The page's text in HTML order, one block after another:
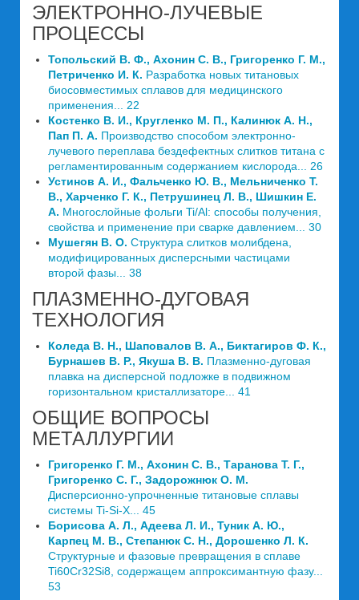
ЭЛЕКТРОННО-ЛУЧЕВЫЕ
ПРОЦЕССЫ
Топольский В. Ф., Ахонин С. В., Григоренко Г. М.,
Петриченко И. К. Разработка новых титановых
биосовместимых сплавов для медицинского
применения... 22
Костенко В. И., Кругленко М. П., Калинюк А. Н.,
Пап П. А. Производство способом электронно-
лучевого переплава бездефектных слитков титана с
регламентированным содержанием кислорода... 26
Устинов А. И., Фальченко Ю. В., Мельниченко Т.
В., Харченко Г. К., Петрушинец Л. В., Шишкин Е.
А. Многослойные фольги Ti/Al: способы получения,
свойства и применение при сварке давлением... 30
Мушегян В. О. Структура слитков молибдена,
модифицированных дисперсными частицами
второй фазы... 38
ПЛАЗМЕННО-ДУГОВАЯ
ТЕХНОЛОГИЯ
Коледа В. Н., Шаповалов В. А., Биктагиров Ф. К.,
Бурнашев В. Р., Якуша В. В. Плазменно-дуговая
плавка на дисперсной подложке в подвижном
горизонтальном кристаллизаторе... 41
ОБЩИЕ ВОПРОСЫ
МЕТАЛЛУРГИИ
Григоренко Г. М., Ахонин С. В., Таранова Т. Г.,
Григоренко С. Г., Задорожнюк О. М.
Дисперсионно-упрочненные титановые сплавы
системы Ti-Si-X... 45
Борисова А. Л., Адеева Л. И., Туник А. Ю.,
Карпец М. В., Степанюк С. Н., Дорошенко Л. К.
Структурные и фазовые превращения в сплаве
Ti60Cr32Si8, содержащем аппроксимантную фазу...
53